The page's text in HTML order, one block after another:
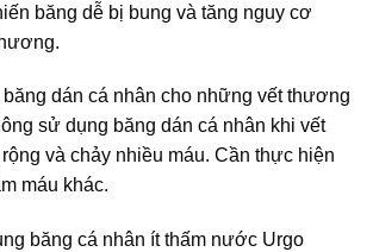
băng dễ bị bung và tăng nguy cơ
dán cá nhân cho những vết thương
sử dụng băng dán cá nhân khi vết
và chảy nhiều máu. Cần thực hiện
máu khác.
băng cá nhân ít thấm nước Urgo